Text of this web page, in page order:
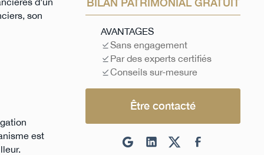
son
est
AVANTAGES
Sans engagement
Par des experts certifiés
Conseils sur-mesure
Être contacté